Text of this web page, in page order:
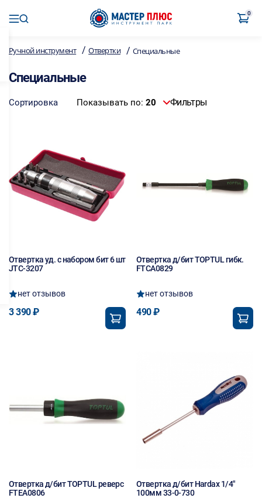
0
Ручной инструмент /Отвертки /Специальные
Специальные
Сортировка Показывать по: 20 Фильтры
Отвертка уд. с набором бит 6 шт
JTC-3207
нет отзывов
3 390 ₽
Отвертка д/бит TOPTUL гибк.
FTCA0829
нет отзывов
490 ₽
Отвертка д/бит TOPTUL реверс
FTEA0806
Отвертка д/бит Hardax 1/4"
100мм 33-0-730